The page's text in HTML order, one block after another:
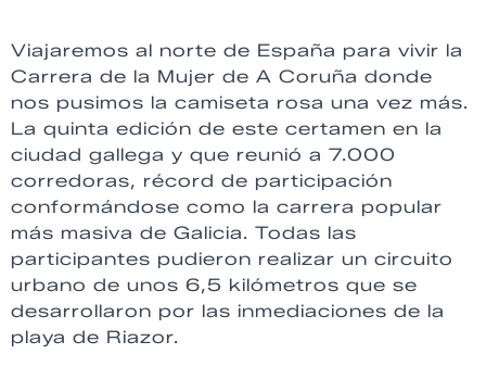
Viajaremos al norte de España para vivir la
Carrera de la Mujer de A Coruña donde
nos pusimos la camiseta rosa una vez más.
La quinta edición de este certamen en la
ciudad gallega y que reunió a 7.000
corredoras, récord de participación
conformándose como la carrera popular
más masiva de Galicia. Todas las
participantes pudieron realizar un circuito
urbano de unos 6,5 kilómetros que se
desarrollaron por las inmediaciones de la
playa de Riazor.